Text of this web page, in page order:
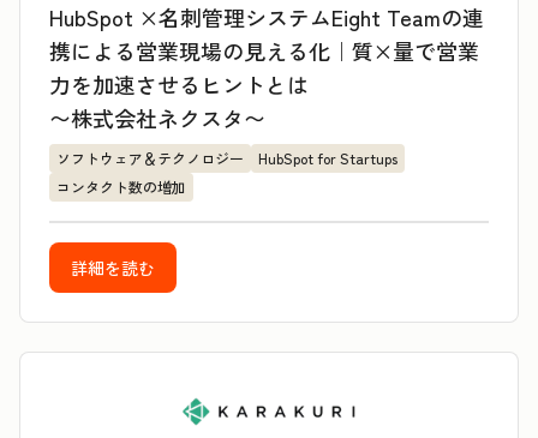
HubSpot ×名刺管理システムEight Teamの連
携による営業現場の見える化｜質×量で営業
力を加速させるヒントとは
〜株式会社ネクスタ〜
ソフトウェア＆テクノロジー
HubSpot for Startups
コンタクト数の増加
詳細を読む